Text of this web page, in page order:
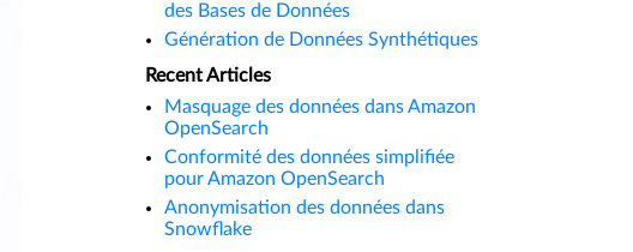
des Bases de Données
Génération de Données Synthétiques
Recent Articles
Masquage des données dans Amazon
OpenSearch
Conformité des données simplifiée
pour Amazon OpenSearch
Anonymisation des données dans
Snowflake